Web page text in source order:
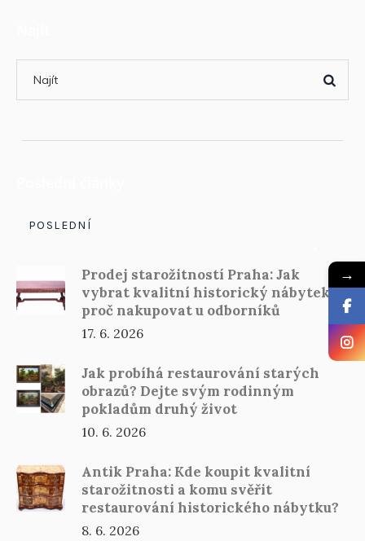
POSLEDNÍ
Prodej starožitností Praha: Jak
vybrat kvalitní historický nábytek a
proč nakupovat u odborníků
17. 6. 2026
Jak probíhá restaurování starých
obrazů? Dejte svým rodinným
pokladům druhý život
10. 6. 2026
Antik Praha: Kde koupit kvalitní
starožitnosti a komu svěřit
restaurování historického nábytku?
8. 6. 2026
→